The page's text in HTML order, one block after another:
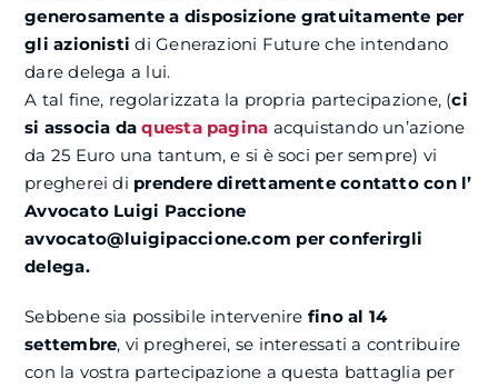
generosamente a disposizione gratuitamente per
gli azionisti di Generazioni Future che intendano
dare delega a lui.
A tal fine, regolarizzata la propria partecipazione, (ci
si associa daquesta pagina acquistando un’azione
da 25 Euro una tantum, e si è soci per sempre) vi
pregherei di prendere direttamente contatto con l’
Avvocato Luigi Paccione
avvocato@luigipaccione.com per conferirgli
delega.
Sebbene sia possibile intervenire fino al 14
settembre, vi pregherei, se interessati a contribuire
con la vostra partecipazione a questa battaglia per